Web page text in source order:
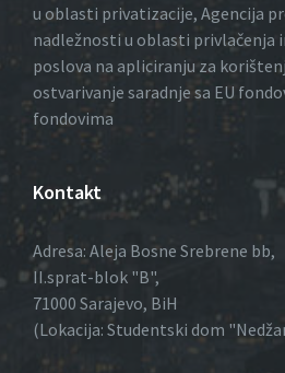
u oblasti privatizacije, Agencija
nadležnosti u oblasti privlačenja
poslova na apliciranju za
ostvarivanje saradnje sa EU
fondovima
Kontakt
Adresa: Aleja Bosne Srebrene bb,
II.sprat-blok "B",
71000 Sarajevo, BiH
(Lokacija: Studentski dom